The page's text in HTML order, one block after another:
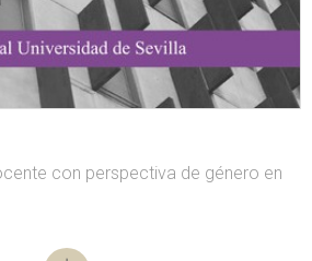
con perspectiva de género en